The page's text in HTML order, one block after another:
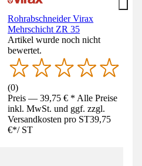
Rohrabschneider Virax
Mehrschicht ZR 35
Artikel wurde noch nicht
bewertet.
(0)
Preis — 39,75 € * Alle Preise
inkl. MwSt. und ggf. zzgl.
Versandkosten pro ST39,75
€*/ ST